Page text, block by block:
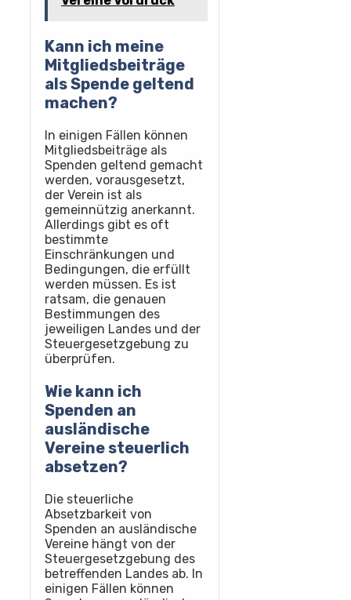
Kann ich meine
Mitgliedsbeiträge
als Spende geltend
machen?
In einigen Fällen können
Mitgliedsbeiträge als
Spenden geltend gemacht
werden, vorausgesetzt,
der Verein ist als
gemeinnützig anerkannt.
Allerdings gibt es oft
bestimmte
Einschränkungen und
Bedingungen, die erfüllt
werden müssen. Es ist
ratsam, die genauen
Bestimmungen des
jeweiligen Landes und der
Steuergesetzgebung zu
überprüfen.
Wie kann ich
Spenden an
ausländische
Vereine steuerlich
absetzen?
Die steuerliche
Absetzbarkeit von
Spenden an ausländische
Vereine hängt von der
Steuergesetzgebung des
betreffenden Landes ab. In
einigen Fällen können